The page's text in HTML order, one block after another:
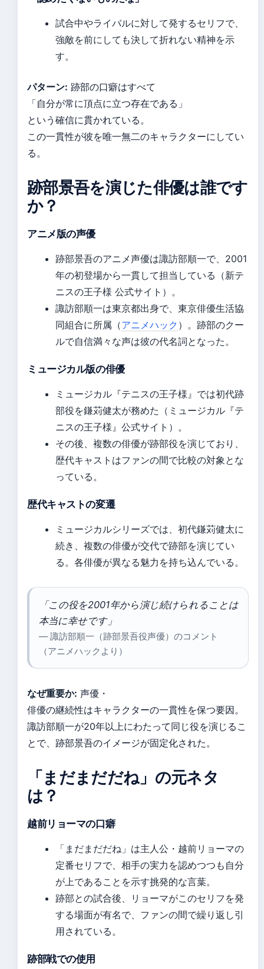
試合中やライバルに対して発するセリフで、
強敵を前にしても決して折れない精神を示
す。
パターン: 跡部の口癖はすべて
「自分が常に頂点に立つ存在である」
という確信に貫かれている。
この一貫性が彼を唯一無二のキャラクターにしてい
る。
跡部景吾を演じた俳優は誰です
か？
アニメ版の声優
跡部景吾のアニメ声優は諏訪部順一で、2001
年の初登場から一貫して担当している（新テ
ニスの王子様 公式サイト）。
諏訪部順一は東京都出身で、東京俳優生活協
同組合に所属（アニメハック ）。跡部のクー
ルで自信満々な声は彼の代名詞となった。
ミュージカル版の俳優
ミュージカル『テニスの王子様』では初代跡
部役を鎌苅健太が務めた（ミュージカル『テ
ニスの王子様』公式サイト）。
その後、複数の俳優が跡部役を演じており、
歴代キャストはファンの間で比較の対象とな
っている。
歴代キャストの変遷
ミュージカルシリーズでは、初代鎌苅健太に
続き、複数の俳優が交代で跡部を演じてい
る。各俳優が異なる魅力を持ち込んでいる。
「この役を2001年から演じ続けられることは
本当に幸せです」
— 諏訪部順一（跡部景吾役声優）のコメント
（アニメハックより）
なぜ重要か: 声優・
俳優の継続性はキャラクターの一貫性を保つ要因。
諏訪部順一が20年以上にわたって同じ役を演じるこ
とで、跡部景吾のイメージが固定化された。
「まだまだだね」の元ネタ
は？
越前リョーマの口癖
「まだまだだね」は主人公・越前リョーマの
定番セリフで、相手の実力を認めつつも自分
が上であることを示す挑発的な言葉。
跡部との試合後、リョーマがこのセリフを発
する場面が有名で、ファンの間で繰り返し引
用されている。
跡部戦での使用